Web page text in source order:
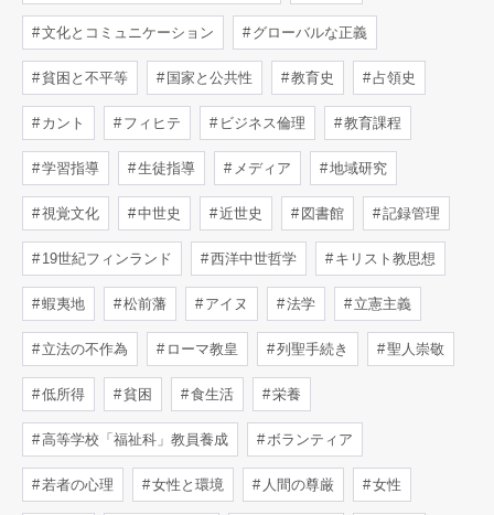
文化とコミュニケーション グローバルな正義
貧困と不平等 国家と公共性 教育史 占領史
カント フィヒテ ビジネス倫理 教育課程
学習指導 生徒指導 メディア 地域研究
視覚文化 中世史 近世史 図書館 記録管理
19世紀フィンランド 西洋中世哲学 キリスト教思想
蝦夷地 松前藩 アイヌ 法学 立憲主義
立法の不作為 ローマ教皇 列聖手続き 聖人崇敬
低所得 貧困 食生活 栄養
高等学校「福祉科」教員養成 ボランティア
若者の心理 女性と環境 人間の尊厳 女性